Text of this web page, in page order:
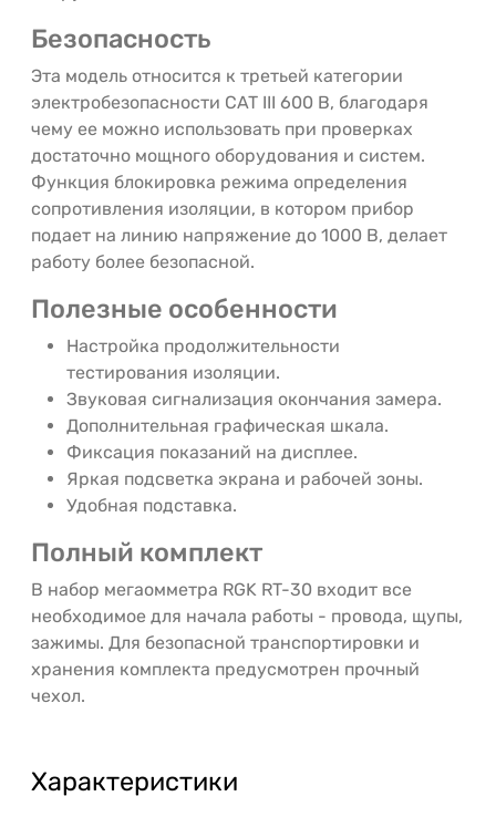
Безопасность
Эта модель относится к третьей категории
электробезопасности CAT III 600 В, благодаря
чему ее можно использовать при проверках
достаточно мощного оборудования и систем.
Функция блокировка режима определения
сопротивления изоляции, в котором прибор
подает на линию напряжение до 1000 В, делает
работу более безопасной.
Полезные особенности
Настройка продолжительности
тестирования изоляции.
Звуковая сигнализация окончания замера.
Дополнительная графическая шкала.
Фиксация показаний на дисплее.
Яркая подсветка экрана и рабочей зоны.
Удобная подставка.
Полный комплект
В набор мегаомметра RGK RT-30 входит все
необходимое для начала работы - провода, щупы,
зажимы. Для безопасной транспортировки и
хранения комплекта предусмотрен прочный
чехол.
Характеристики